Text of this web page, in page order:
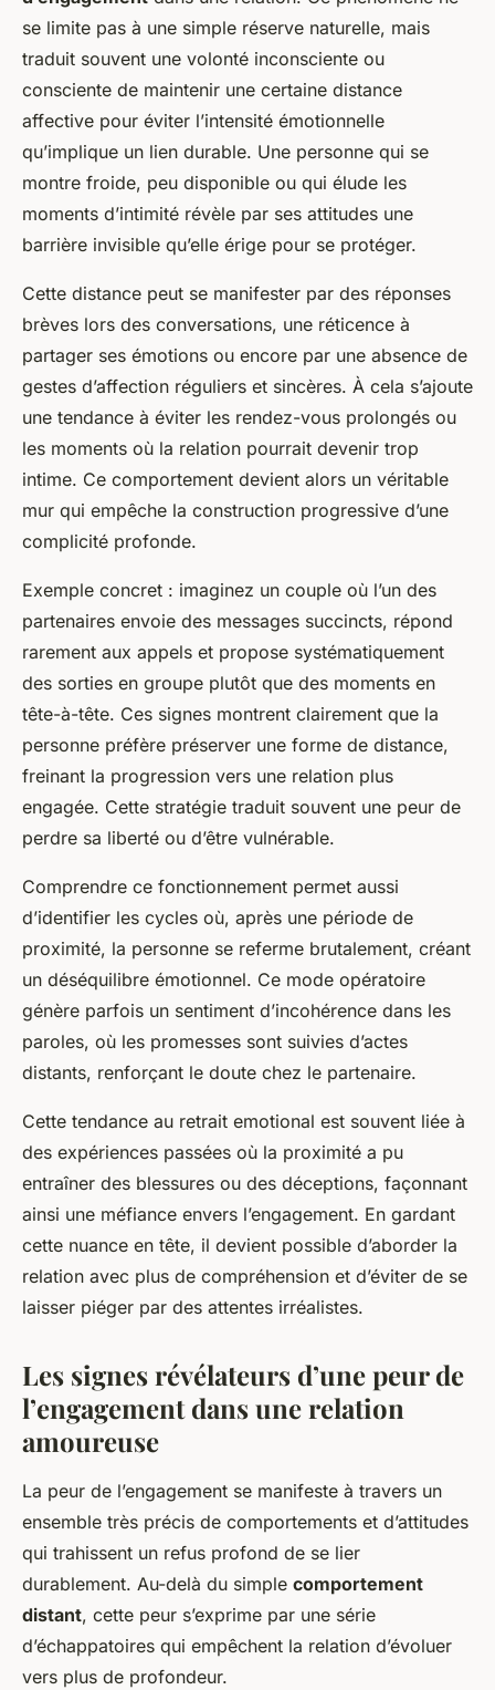
se limite pas à une simple réserve naturelle, mais
traduit souvent une volonté inconsciente ou
consciente de maintenir une certaine distance
affective pour éviter l’intensité émotionnelle
qu’implique un lien durable. Une personne qui se
montre froide, peu disponible ou qui élude les
moments d’intimité révèle par ses attitudes une
barrière invisible qu’elle érige pour se protéger.
Cette distance peut se manifester par des réponses
brèves lors des conversations, une réticence à
partager ses émotions ou encore par une absence de
gestes d’affection réguliers et sincères. À cela s’ajoute
une tendance à éviter les rendez-vous prolongés ou
les moments où la relation pourrait devenir trop
intime. Ce comportement devient alors un véritable
mur qui empêche la construction progressive d’une
complicité profonde.
Exemple concret : imaginez un couple où l’un des
partenaires envoie des messages succincts, répond
rarement aux appels et propose systématiquement
des sorties en groupe plutôt que des moments en
tête-à-tête. Ces signes montrent clairement que la
personne préfère préserver une forme de distance,
freinant la progression vers une relation plus
engagée. Cette stratégie traduit souvent une peur de
perdre sa liberté ou d’être vulnérable.
Comprendre ce fonctionnement permet aussi
d’identifier les cycles où, après une période de
proximité, la personne se referme brutalement, créant
un déséquilibre émotionnel. Ce mode opératoire
génère parfois un sentiment d’incohérence dans les
paroles, où les promesses sont suivies d’actes
distants, renforçant le doute chez le partenaire.
Cette tendance au retrait emotional est souvent liée à
des expériences passées où la proximité a pu
entraîner des blessures ou des déceptions, façonnant
ainsi une méfiance envers l’engagement. En gardant
cette nuance en tête, il devient possible d’aborder la
relation avec plus de compréhension et d’éviter de se
laisser piéger par des attentes irréalistes.
Les signes révélateurs d’une peur de
l’engagement dans une relation
amoureuse
La peur de l’engagement se manifeste à travers un
ensemble très précis de comportements et d’attitudes
qui trahissent un refus profond de se lier
durablement. Au-delà du simple comportement
distant, cette peur s’exprime par une série
d’échappatoires qui empêchent la relation d’évoluer
vers plus de profondeur.